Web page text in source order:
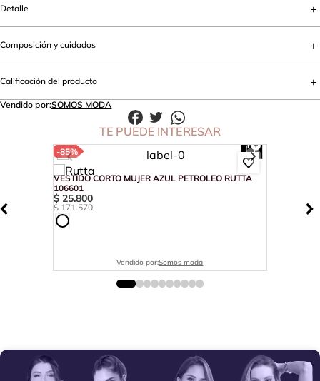
Detalle
Composición y cuidados
Calificación del producto
Vendido por:SOMOS MODA
TE PUEDE INTERESAR
-85%
VESTIDO CORTO MUJER AZUL PETROLEO RUTTA
106601
$ 25.800
$ 171.570
Vendido por:Somos moda